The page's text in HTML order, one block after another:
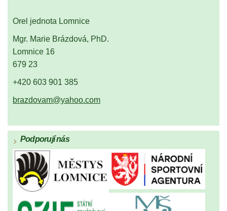
Orel jednota Lomnice
Mgr. Marie Brázdová, PhD.
Lomnice 16
679 23
+420 603 901 385
brazdovam@yahoo.com
Podporují nás